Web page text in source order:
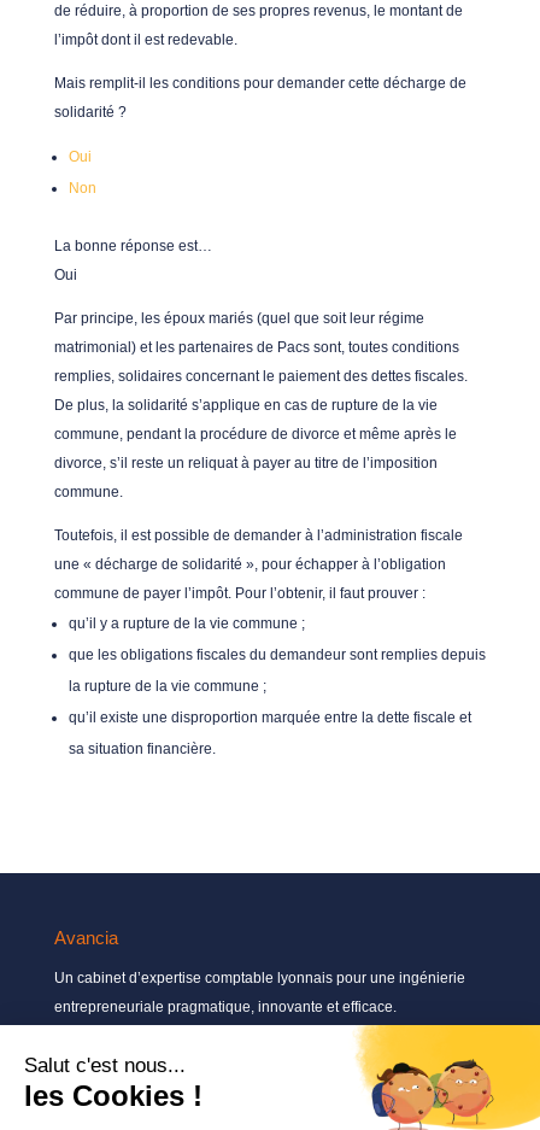
de réduire, à proportion de ses propres revenus, le montant de
l’impôt dont il est redevable.
Mais remplit-il les conditions pour demander cette décharge de
solidarité ?
Oui
Non
La bonne réponse est…
Oui
Par principe, les époux mariés (quel que soit leur régime
matrimonial) et les partenaires de Pacs sont, toutes conditions
remplies, solidaires concernant le paiement des dettes fiscales.
De plus, la solidarité s’applique en cas de rupture de la vie
commune, pendant la procédure de divorce et même après le
divorce, s’il reste un reliquat à payer au titre de l’imposition
commune.
Toutefois, il est possible de demander à l’administration fiscale
une « décharge de solidarité », pour échapper à l’obligation
commune de payer l’impôt. Pour l’obtenir, il faut prouver :
qu’il y a rupture de la vie commune ;
que les obligations fiscales du demandeur sont remplies depuis
la rupture de la vie commune ;
qu’il existe une disproportion marquée entre la dette fiscale et
sa situation financière.
Avancia
Un cabinet d’expertise comptable lyonnais pour une ingénierie
entrepreneuriale pragmatique, innovante et efficace.
Contactez-nous